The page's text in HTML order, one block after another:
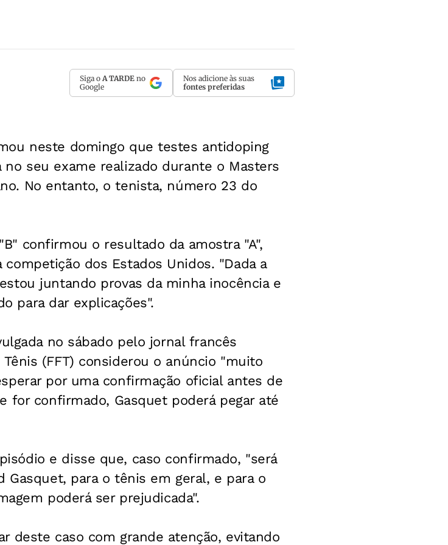
Siga o A TARDE no
Google
Nos adicione às suas
fontes preferidas
neste domingo que testes antidoping
seu exame realizado durante o Masters
No entanto, o tenista, número 23 do
confirmou o resultado da amostra "A",
dos Estados Unidos. "Dada a
juntando provas da minha inocência e
para dar explicações".
no sábado pelo jornal francês
Tênis (FFT) considerou o anúncio "muito
por uma confirmação oficial antes de
for confirmado, Gasquet poderá pegar até
e disse que, caso confirmado, "será
para o tênis em geral, e para o
poderá ser prejudicada".
deste caso com grande atenção, evitando